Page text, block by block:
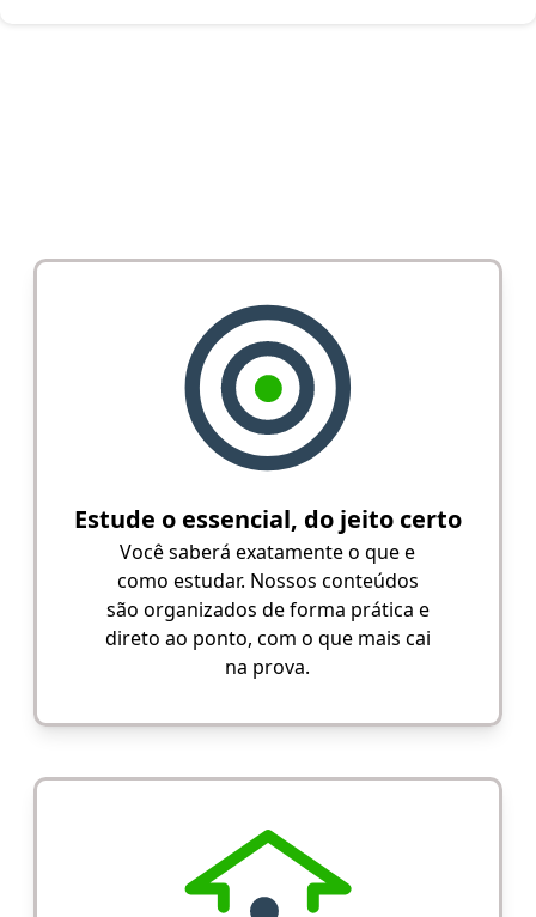
Estude o essencial, do jeito certo
Você saberá exatamente o que e
como estudar. Nossos conteúdos
são organizados de forma prática e
direto ao ponto, com o que mais cai
na prova.